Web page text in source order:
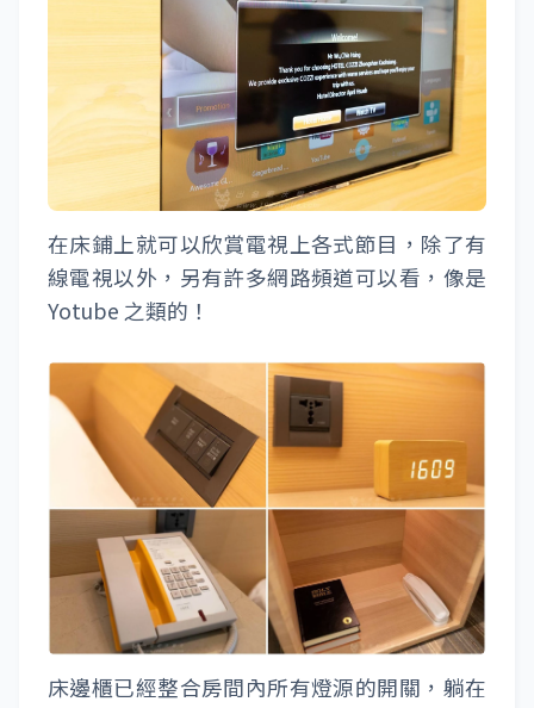
在床鋪上就可以欣賞電視上各式節目，除了有
線電視以外，另有許多網路頻道可以看，像是
Yotube 之類的！
床邊櫃已經整合房間內所有燈源的開關，躺在